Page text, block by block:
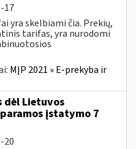
17
yra skelbiami čia. Prekių,
tarifas, yra nurodomi
MĮP 2021 » E-prekyba ir
dėl Lietuvos
paramos įstatymo 7
20